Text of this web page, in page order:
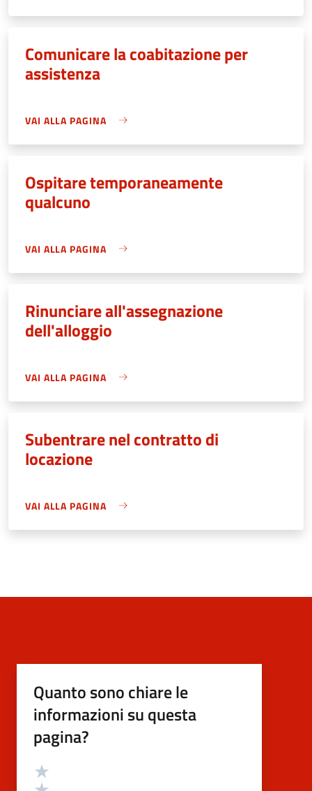
Comunicare la coabitazione per
assistenza
VAI ALLA PAGINA
Ospitare temporaneamente
qualcuno
VAI ALLA PAGINA
Rinunciare all'assegnazione
dell'alloggio
VAI ALLA PAGINA
Subentrare nel contratto di
locazione
VAI ALLA PAGINA
Quanto sono chiare le
informazioni su questa
pagina?
Valutazione